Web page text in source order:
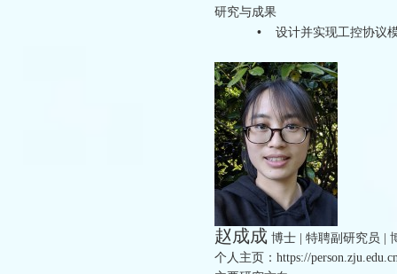
研究与成果
• 设计并实现工控协议
赵成成 博士 | 特聘副研究员 |
个人主页：https://